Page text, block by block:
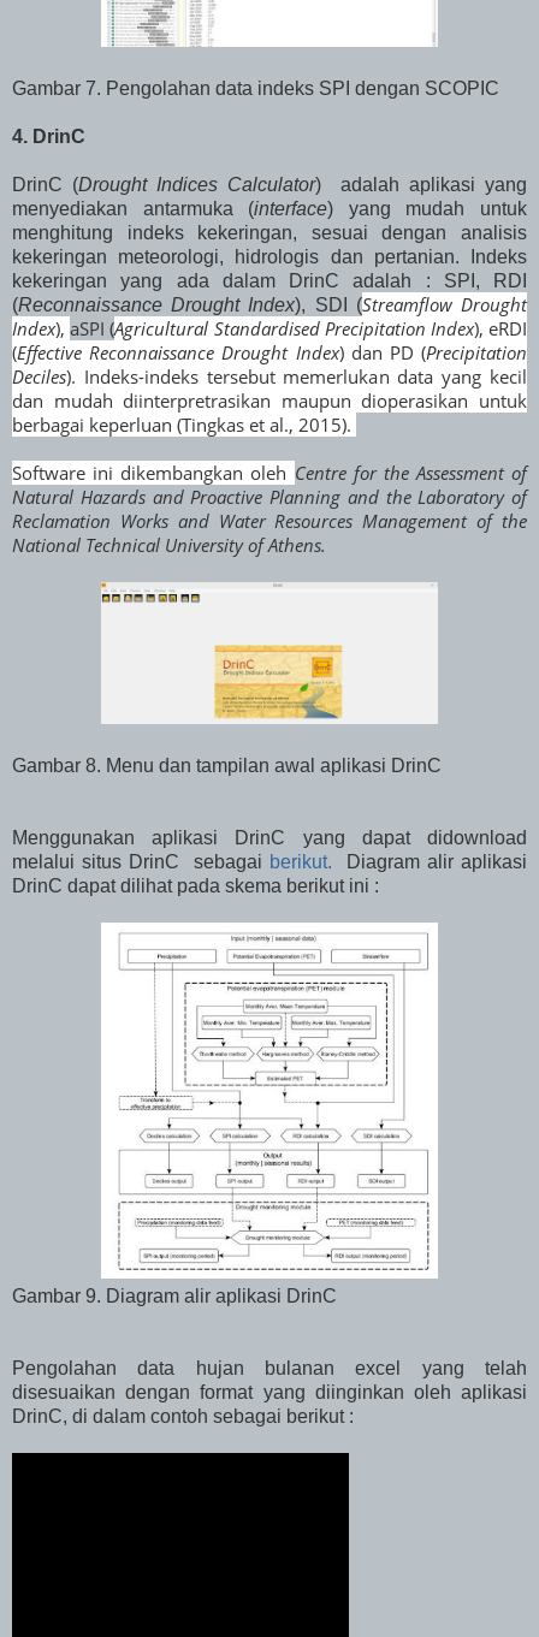
Gambar 7. Pengolahan data indeks SPI dengan SCOPIC
4. DrinC
DrinC (Drought Indices Calculator) adalah aplikasi yang
menyediakan antarmuka (interface) yang mudah untuk
menghitung indeks kekeringan, sesuai dengan analisis
kekeringan meteorologi, hidrologis dan pertanian. Indeks
kekeringan yang ada dalam DrinC adalah : SPI, RDI
(Reconnaissance Drought Index), SDI (Streamflow Drought
Index),aSPI (Agricultural Standardised Precipitation Index), eRDI
(Effective Reconnaissance Drought Index) dan PD (Precipitation
Deciles). Indeks-indeks tersebut memerlukan data yang kecil
dan mudah diinterpretrasikan maupun dioperasikan untuk
berbagai keperluan (Tingkas et al., 2015).
Software ini dikembangkan oleh Centre for the Assessment of
Natural Hazards and Proactive Planning and the Laboratory of
Reclamation Works and Water Resources Management of the
National Technical University of Athens.
Gambar 8. Menu dan tampilan awal aplikasi DrinC
Menggunakan aplikasi DrinC yang dapat didownload
melalui situs DrinC sebagai berikut. Diagram alir aplikasi
DrinC dapat dilihat pada skema berikut ini :
Gambar 9. Diagram alir aplikasi DrinC
Pengolahan data hujan bulanan excel yang telah
disesuaikan dengan format yang diinginkan oleh aplikasi
DrinC, di dalam contoh sebagai berikut :